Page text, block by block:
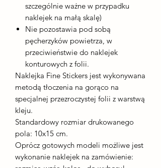
szczególnie ważne w przypadku
naklejek na małą skalę)
Nie pozostawia pod sobą
pęcherzyków powietrza, w
przeciwieństwie do naklejek
konturowych z folii.
Naklejka Fine Stickers jest wykonywana
metodą tłoczenia na gorąco na
specjalnej przezroczystej folii z warstwą
kleju.
Standardowy rozmiar drukowanego
pola: 10x15 cm.
Oprócz gotowych modeli możliwe jest
wykonanie naklejek na zamówienie: